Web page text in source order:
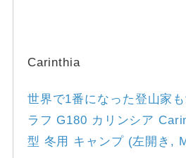
Carinthia
世界で1番になった登山家
ラフ G180 カリンシア
型 冬用 キャンプ (左開き,